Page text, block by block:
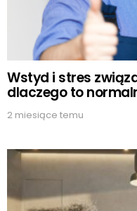
Wstyd i stres
dlaczego to
2 miesiące temu